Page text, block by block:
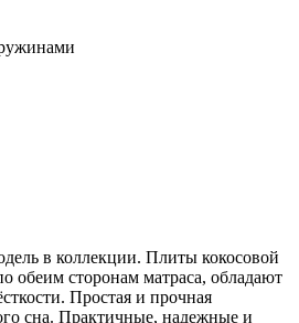
в коллекции. Плиты кокосовой
обеим сторонам матраса, обладают
Простая и прочная
сна. Практичные, надежные и